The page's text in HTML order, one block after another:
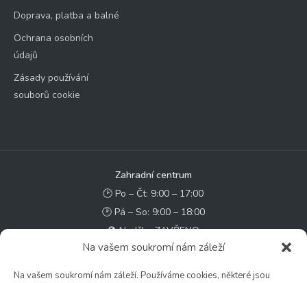
Na vašem soukromí nám záleží
Na vašem soukromí nám záleží. Používáme cookies, některé jsou
Doprava, platba a balné
Ochrana osobních
údajů
Zásady používání
souborů cookie
Zahradní centrum
🕑 Po – Čt: 9:00 – 17:00
🕑 Pá – So: 9:00 – 18:00
🚫 Neděle: ZAVŘENO